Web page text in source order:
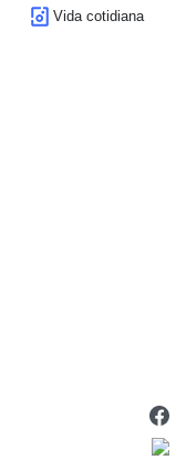
Vida cotidiana